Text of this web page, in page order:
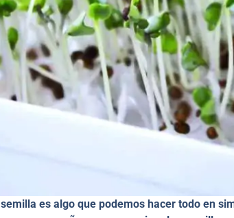
es algo que podemos hacer todo en